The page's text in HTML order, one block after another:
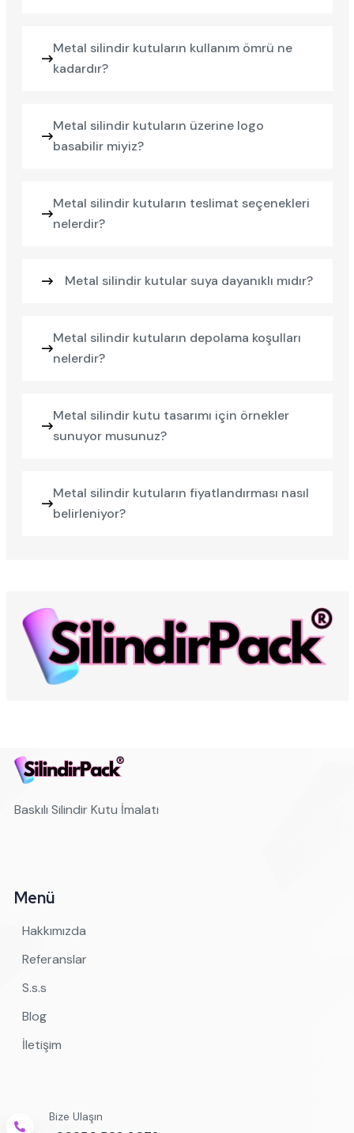
Metal silindir kutuların kullanım ömrü ne
kadardır?
Metal silindir kutuların üzerine logo
basabilir miyiz?
Metal silindir kutuların teslimat seçenekleri
nelerdir?
Metal silindir kutular suya dayanıklı mıdır?
Metal silindir kutuların depolama koşulları
nelerdir?
Metal silindir kutu tasarımı için örnekler
sunuyor musunuz?
Metal silindir kutuların fiyatlandırması nasıl
belirleniyor?
Baskılı Silindir Kutu İmalatı
Menü
Hakkımızda
Referanslar
S.s.s
Blog
İletişim
Bize Ulaşın